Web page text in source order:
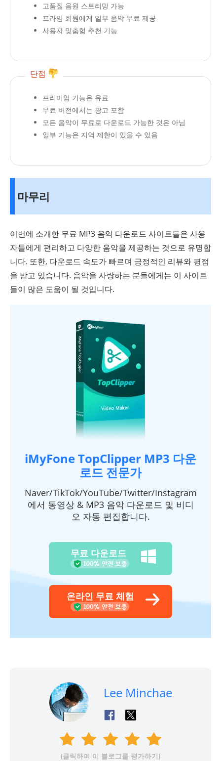
고품질 음원 스트리밍 가능
프라임 회원에게 일부 음악 무료 제공
사용자 맞춤형 추천 기능
단점
프리미엄 기능은 유료
무료 버전에서는 광고 포함
모든 음악이 무료로 다운로드 가능한 것은 아님
일부 기능은 지역 제한이 있을 수 있음
마무리
이번에 소개한 무료 MP3 음악 다운로드 사이트들은 사용
자들에게 편리하고 다양한 음악을 제공하는 것으로 유명합
니다. 또한, 다운로드 속도가 빠르며 긍정적인 리뷰와 평점
을 받고 있습니다. 음악을 사랑하는 분들에게는 이 사이트
들이 많은 도움이 될 것입니다.
iMyFone TopClipper MP3 다운
로드 전문가
Naver/TikTok/YouTube/Twitter/Instagram
에서 동영상 & MP3 음악 다운로드 및 비디
오 자동 편집합니다.
무료 다운로드
온라인 무료 체험
Lee Minchae
(클릭하여 이 블로그를 평가하기)